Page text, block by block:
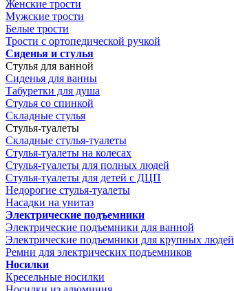
Женские трости
Мужские трости
Белые трости
Трости с ортопедической ручкой
Сиденья и стулья
Стулья для ванной
Сиденья для ванны
Табуретки для душа
Стулья со спинкой
Складные стулья
Стулья-туалеты
Складные стулья-туалеты
Стулья-туалеты на колесах
Стулья-туалеты для полных людей
Стулья-туалеты для детей с ДЦП
Недорогие стулья-туалеты
Насадки на унитаз
Электрические подъемники
Электрические подъемники для ванной
Электрические подъемники для крупных людей
Ремни для электрических подъемников
Носилки
Кресельные носилки